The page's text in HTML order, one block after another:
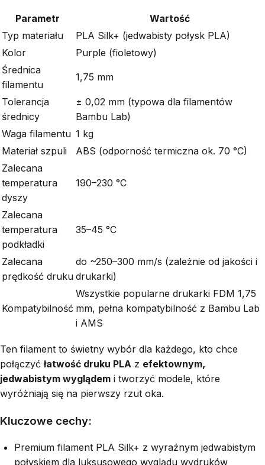
Parametr
Wartość
Typ materiału
PLA Silk+ (jedwabisty połysk PLA)
Kolor
Purple (fioletowy)
Średnica
filamentu
1,75 mm
Tolerancja
średnicy
± 0,02 mm (typowa dla filamentów
Bambu Lab)
Waga filamentu 1 kg
Materiał szpuli
ABS (odporność termiczna ok. 70 °C)
Zalecana
temperatura
dyszy
190–230 °C
Zalecana
temperatura
podkładki
35–45 °C
Zalecana
prędkość druku
do ~250–300 mm/s (zależnie od jakości i
drukarki)
Kompatybilność
Wszystkie popularne drukarki FDM 1,75
mm, pełna kompatybilność z Bambu Lab
i AMS
Ten filament to świetny wybór dla każdego, kto chce
połączyćłatwość druku PLA z efektownym,
jedwabistym wyglądem i tworzyć modele, które
wyróżniają się na pierwszy rzut oka.
Kluczowe cechy:
Premium filament PLA Silk+ z wyraźnym jedwabistym
połyskiem dla luksusowego wyglądu wydruków